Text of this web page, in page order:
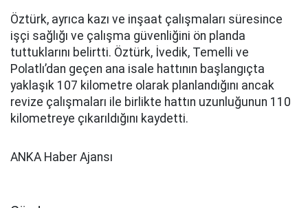
Öztürk, ayrıca kazı ve inşaat çalışmaları süresince
işçi sağlığı ve çalışma güvenliğini ön planda
tuttuklarını belirtti. Öztürk, İvedik, Temelli ve
Polatlı’dan geçen ana isale hattının başlangıçta
yaklaşık 107 kilometre olarak planlandığını ancak
revize çalışmaları ile birlikte hattın uzunluğunun 110
kilometreye çıkarıldığını kaydetti.
ANKA Haber Ajansı